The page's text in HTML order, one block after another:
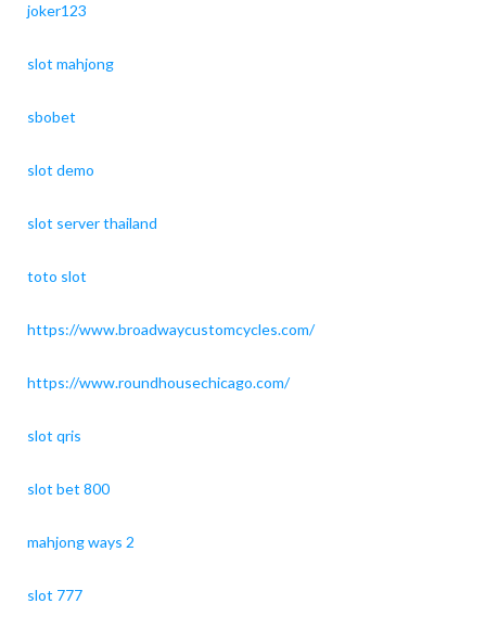
joker123
slot mahjong
sbobet
slot demo
slot server thailand
toto slot
https://www.broadwaycustomcycles.com/
https://www.roundhousechicago.com/
slot qris
slot bet 800
mahjong ways 2
slot 777